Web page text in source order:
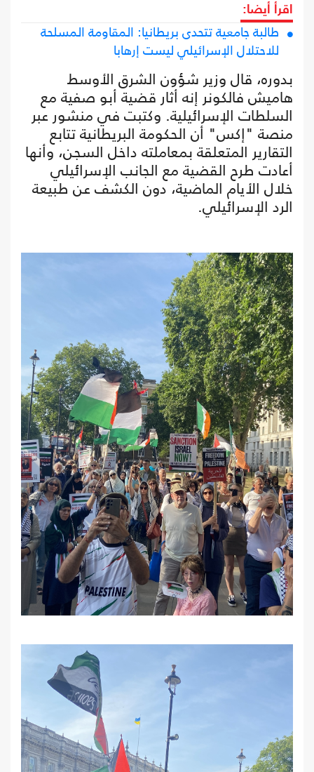
اقرأ أيضا:
طالبة جامعية تتحدى بريطانيا: المقاومة المسلحة
للاحتلال الإسرائيلي ليست إرهابا
بدوره، قال وزير شؤون الشرق الأوسط
هاميش فالكونر إنه أثار قضية أبو صفية مع
السلطات الإسرائيلية. وكتبت في منشور عبر
منصة "إكس" أن الحكومة البريطانية تتابع
التقارير المتعلقة بمعاملته داخل السجن، وأنها
أعادت طرح القضية مع الجانب الإسرائيلي
خلال الأيام الماضية، دون الكشف عن طبيعة
الرد الإسرائيلي.